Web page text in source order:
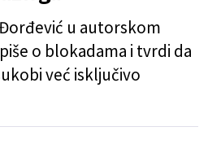
u autorskom
o blokadama i tvrdi da
već isključivo